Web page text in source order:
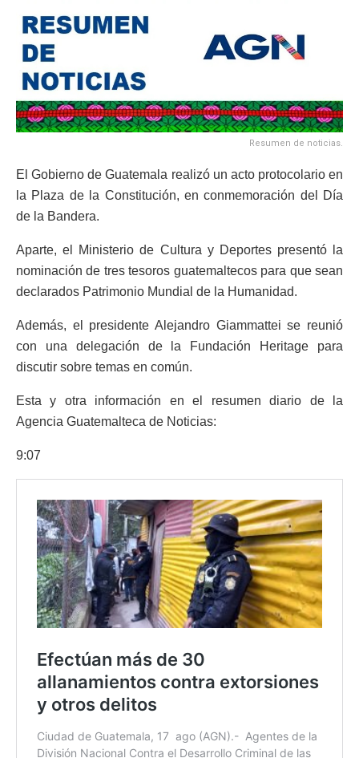
Resumen de noticias.
El Gobierno de Guatemala realizó un acto protocolario en
la Plaza de la Constitución, en conmemoración del Día
de la Bandera.
Aparte, el Ministerio de Cultura y Deportes presentó la
nominación de tres tesoros guatemaltecos para que sean
declarados Patrimonio Mundial de la Humanidad.
Además, el presidente Alejandro Giammattei se reunió
con una delegación de la Fundación Heritage para
discutir sobre temas en común.
Esta y otra información en el resumen diario de la
Agencia Guatemalteca de Noticias:
9:07